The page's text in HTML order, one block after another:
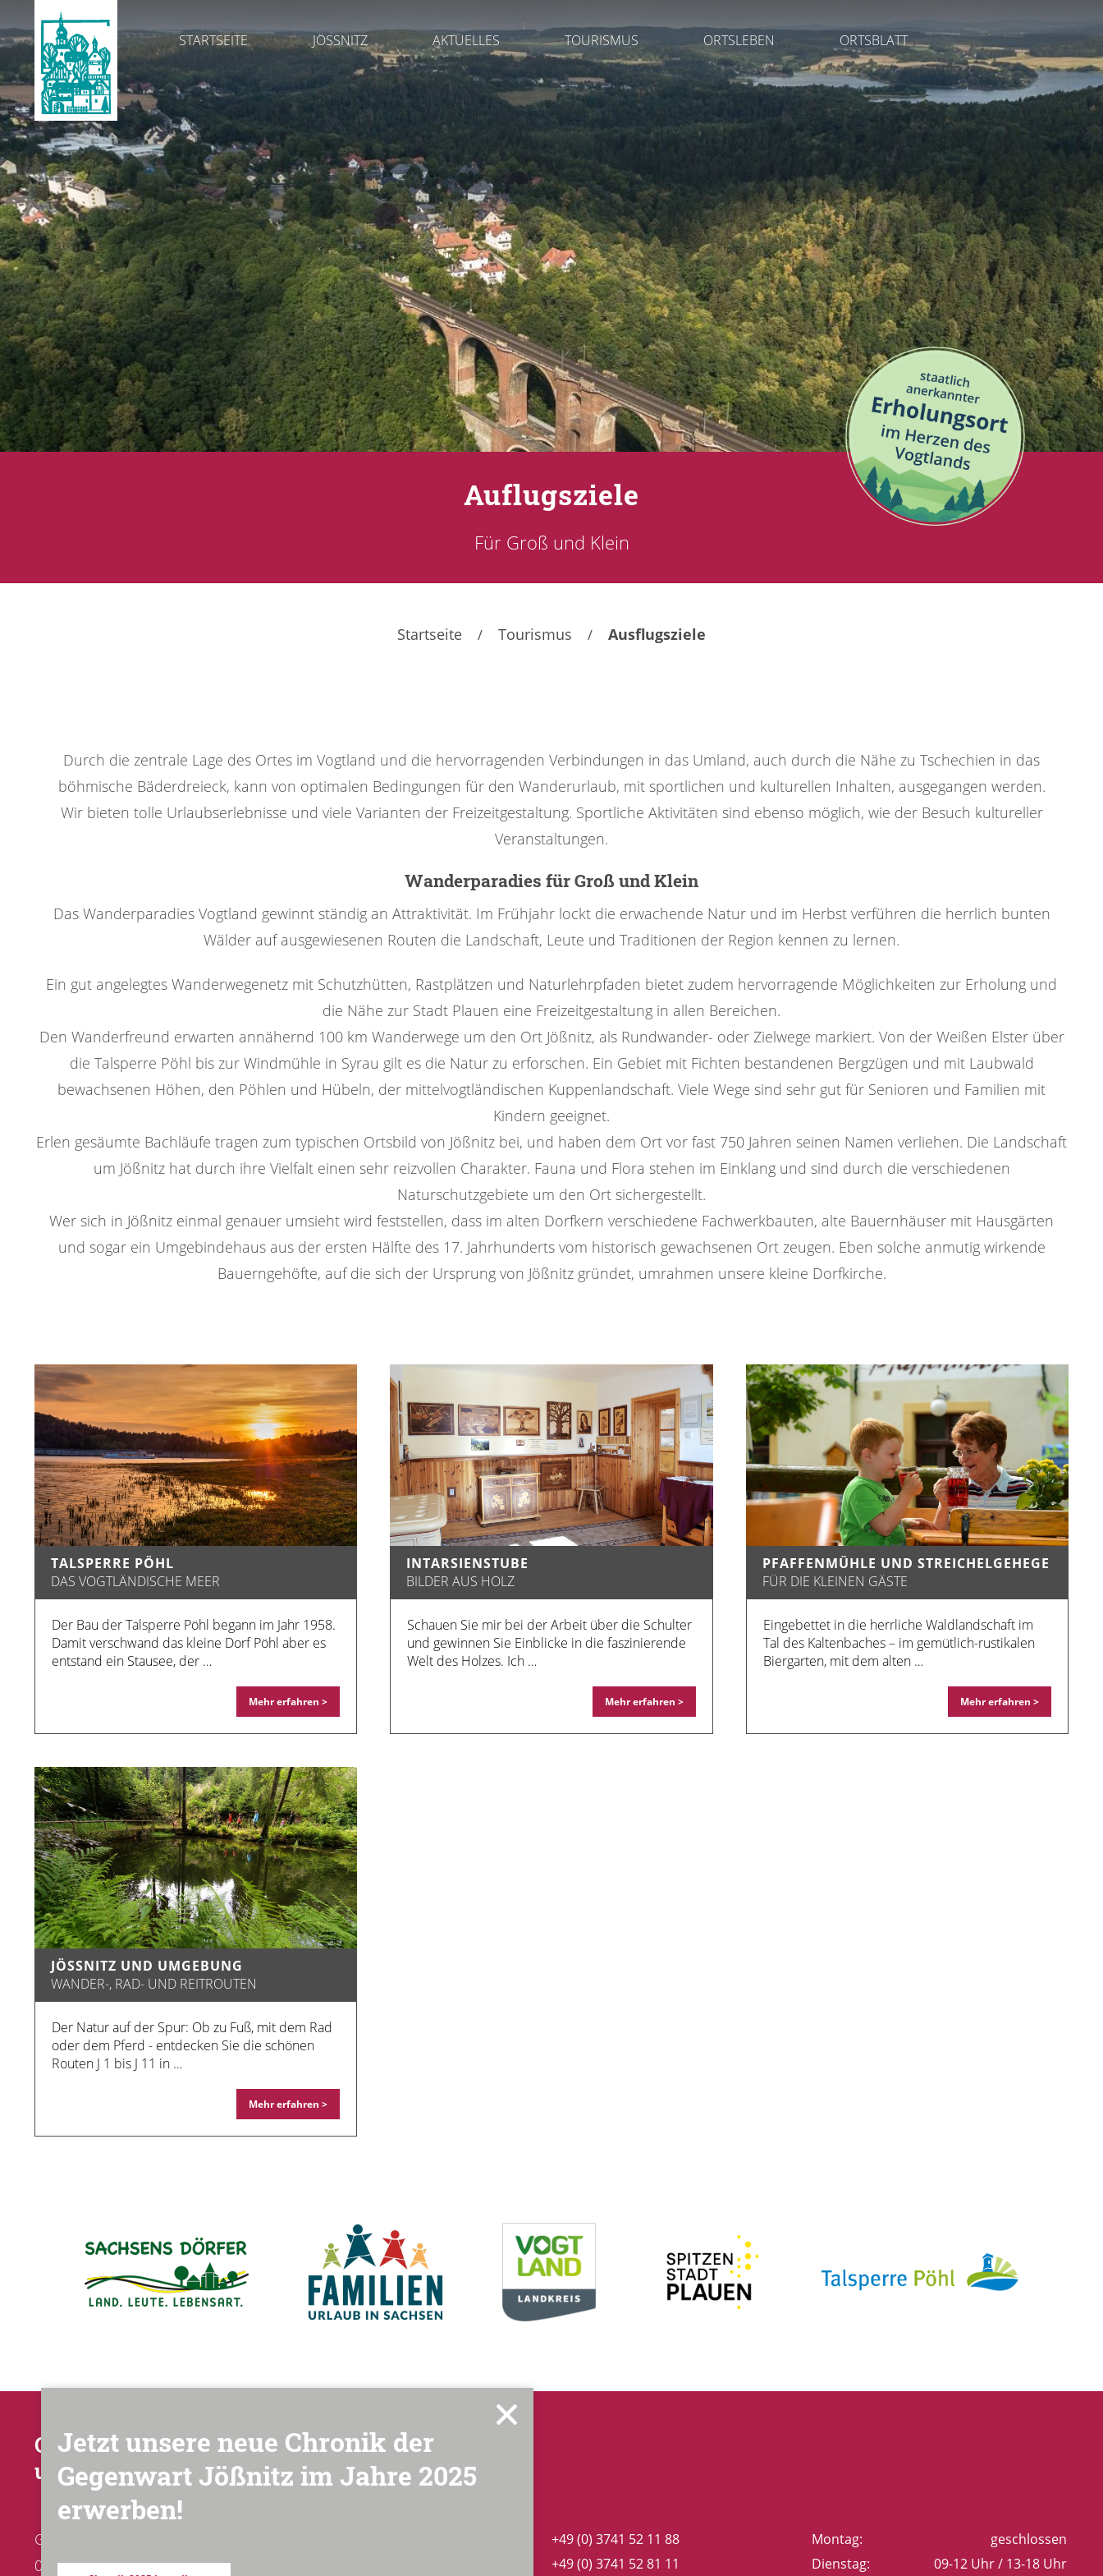
STARTSEITE JÖSSNITZ AKTUELLES TOURISMUS ORTSLEBEN ORTSBLATT
Jetzt unsere neue Chronik der
Gegenwart Jößnitz im Jahre 2025
erwerben!
Auflugsziele
Für Groß und Klein
Startseite Tourismus Ausflugsziele
Durch die zentrale Lage des Ortes im Vogtland und die hervorragenden Verbindungen in das Umland, auch durch die Nähe zu Tschechien in das
böhmische Bäderdreieck, kann von optimalen Bedingungen für den Wanderurlaub, mit sportlichen und kulturellen Inhalten, ausgegangen werden.
Wir bieten tolle Urlaubserlebnisse und viele Varianten der Freizeitgestaltung. Sportliche Aktivitäten sind ebenso möglich, wie der Besuch kultureller
Veranstaltungen.
Wanderparadies für Groß und Klein
Das Wanderparadies Vogtland gewinnt ständig an Attraktivität. Im Frühjahr lockt die erwachende Natur und im Herbst verführen die herrlich bunten
Wälder auf ausgewiesenen Routen die Landschaft, Leute und Traditionen der Region kennen zu lernen.
Ein gut angelegtes Wanderwegenetz mit Schutzhütten, Rastplätzen und Naturlehrpfaden bietet zudem hervorragende Möglichkeiten zur Erholung und
die Nähe zur Stadt Plauen eine Freizeitgestaltung in allen Bereichen.
Den Wanderfreund erwarten annähernd 100 km Wanderwege um den Ort Jößnitz, als Rundwander- oder Zielwege markiert. Von der Weißen Elster über
die Talsperre Pöhl bis zur Windmühle in Syrau gilt es die Natur zu erforschen. Ein Gebiet mit Fichten bestandenen Bergzügen und mit Laubwald
bewachsenen Höhen, den Pöhlen und Hübeln, der mittelvogtländischen Kuppenlandschaft. Viele Wege sind sehr gut für Senioren und Familien mit
Kindern geeignet.
Erlen gesäumte Bachläufe tragen zum typischen Ortsbild von Jößnitz bei, und haben dem Ort vor fast 750 Jahren seinen Namen verliehen. Die Landschaft
um Jößnitz hat durch ihre Vielfalt einen sehr reizvollen Charakter. Fauna und Flora stehen im Einklang und sind durch die verschiedenen
Naturschutzgebiete um den Ort sichergestellt.
Wer sich in Jößnitz einmal genauer umsieht wird feststellen, dass im alten Dorfkern verschiedene Fachwerkbauten, alte Bauernhäuser mit Hausgärten
und sogar ein Umgebindehaus aus der ersten Hälfte des 17. Jahrhunderts vom historisch gewachsenen Ort zeugen. Eben solche anmutig wirkende
Bauerngehöfte, auf die sich der Ursprung von Jößnitz gründet, umrahmen unsere kleine Dorfkirche.
TALSPERRE PÖHL
DAS VOGTLÄNDISCHE MEER
Der Bau der Talsperre Pöhl begann im Jahr 1958.
Damit verschwand das kleine Dorf Pöhl aber es
entstand ein Stausee, der …
Mehr erfahren >
INTARSIENSTUBE
BILDER AUS HOLZ
Schauen Sie mir bei der Arbeit über die Schulter
und gewinnen Sie Einblicke in die faszinierende
Welt des Holzes. Ich …
Mehr erfahren >
PFAFFENMÜHLE UND STREICHELGEHEGE
FÜR DIE KLEINEN GÄSTE
Eingebettet in die herrliche Waldlandschaft im
Tal des Kaltenbaches – im gemütlich-rustikalen
Biergarten, mit dem alten …
Mehr erfahren >
JÖSSNITZ UND UMGEBUNG
WANDER-, RAD- UND REITROUTEN
Der Natur auf der Spur: Ob zu Fuß, mit dem Rad
oder dem Pferd - entdecken Sie die schönen
Routen J 1 bis J 11 in …
Mehr erfahren >
Ortsverwaltung
und Touristinformationen
Gerhart-Hauptmann-Straße 8
08547 Plauen / OT Jößnitz
+49 (0) 3741 52 11 88
+49 (0) 3741 52 81 11
Montag:
geschlossen
Dienstag:
09-12 Uhr / 13-18 Uhr